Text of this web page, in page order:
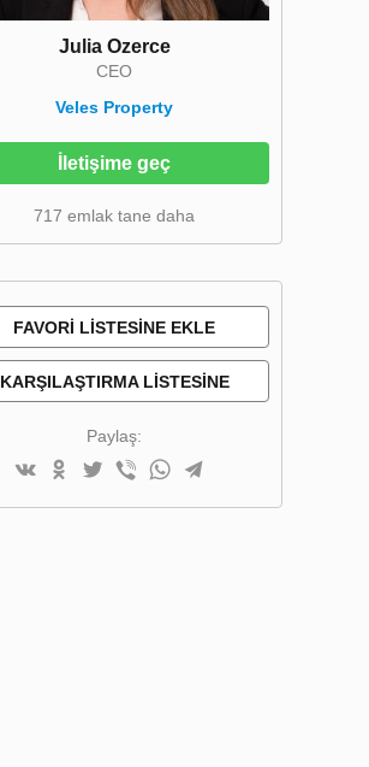
Julia Ozerce
CEO
Veles Property
İletişime geç
717 emlak tane daha
FAVORI LISTESINE EKLE
KARŞILAŞTIRMA LISTESINE
Paylaş: